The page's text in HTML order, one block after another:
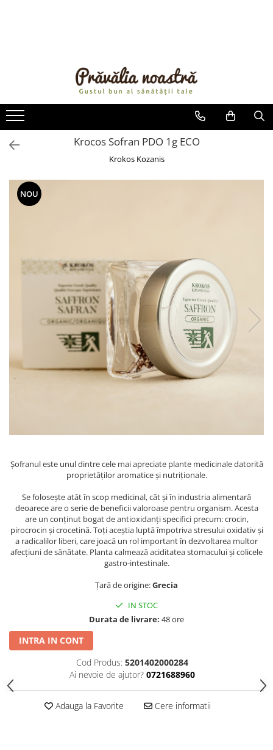
ULEIURI ȘI UNTURI
MĂSLINE
NUCI ȘI SEMINȚE
FRUCTE DESHIDRATATE
FRUCTE LA CONSERVĂ
OȚETURI ȘI SOSURI
OREZ ȘI CEREALE
PASTE
CREME ȘI PASTE TARTINABILE
CONDIMENTE
CEAIURI GRECEȘTI
CIOCOLATĂ ȘI CACAO
HEALTHY SNACKS
SUPERALIMENTE
COSMETICE
REMEDII NATURISTE
TOATE PRODUSELE
Krocos Sofran PDO 1g ECO
Krokos Kozanis
NOU
Șofranul este unul dintre cele mai apreciate plante medicinale datorită
proprietăților aromatice și nutriționale.
Se folosește atât în scop medicinal, cât și în industria alimentară
deoarece are o serie de beneficii valoroase pentru organism. Acesta
are un conținut bogat de antioxidanți specifici precum: crocin,
pirocrocin și crocetină. Toți aceștia luptă împotriva stresului oxidativ și
a radicalilor liberi, care joacă un rol important în dezvoltarea multor
afecțiuni de sănătate. Planta calmează aciditatea stomacului și colicele
gastro-intestinale.
Țară de origine:Grecia
IN STOC
Durata de livrare: 48 ore
INTRA IN CONT
Cod Produs: 5201402000284
Ai nevoie de ajutor? 0721688960
Adauga la Favorite Cere informatii